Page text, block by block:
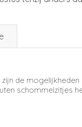
zijn de mogelijkheden
schommelzitjes